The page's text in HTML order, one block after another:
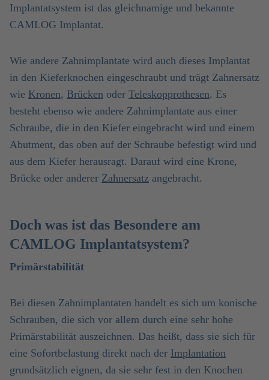
Implantatsystem ist das gleichnamige und bekannte
CAMLOG Implantat.
Wie andere Zahnimplantate wird auch dieses Implantat
in den Kieferknochen eingeschraubt und trägt Zahnersatz
wie Kronen, Brücken oder Teleskopprothesen. Es
besteht ebenso wie andere Zahnimplantate aus einer
Schraube, die in den Kiefer eingebracht wird und einem
Abutment, das oben auf der Schraube befestigt wird und
aus dem Kiefer herausragt. Darauf wird eine Krone,
Brücke oder anderer Zahnersatz angebracht.
Doch was ist das Besondere am
CAMLOG Implantatsystem?
Primärstabilität
Bei diesen Zahnimplantaten handelt es sich um konische
Schrauben, die sich vor allem durch eine sehr hohe
Primärstabilität auszeichnen. Das heißt, dass sie sich für
eine Sofortbelastung direkt nach der Implantation
grundsätzlich eignen, da sie sehr fest in den Knochen